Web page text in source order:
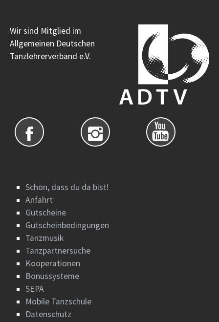
Wir sind Mitglied im
Allgemeinen Deutschen
Tanzlehrerverband e.V.
Schön, dass du da bist!
Anfahrt
Gutscheine
Gutscheinbedingungen
Tanzmusik
Tanzpartnersuche
Kooperationen
Bonussysteme
SEPA
Mobile Tanzschule
Datenschutz